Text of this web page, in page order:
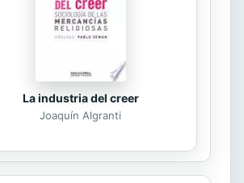
La industria del creer
Joaquín Algranti